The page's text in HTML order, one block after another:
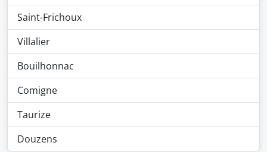
Saint-Frichoux
Villalier
Bouilhonnac
Comigne
Taurize
Douzens